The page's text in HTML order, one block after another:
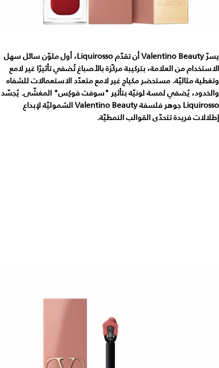
يسرّ Valentino Beauty أن تقدّم Liquirosso، أول ملوّن سائل سهل
الاستخدام من العلامة، بتركيبة مركّزة بالأصباغ تُضفي تأثيرًا غير لامع
وتغطية مثاليّة. مستحضر مكياج غير لامع متعدّد الاستعمالات للشفاه
والخدود، يُضفي لمسة لونيّة بتأثير "سوفت فوكِس" المغشّى. يُجسّد
Liquirosso جوهر فلسفة Valentino Beauty الشموليّة لإبداع
إطلالات فريدة تتحدّى القوالب النمطيّة.